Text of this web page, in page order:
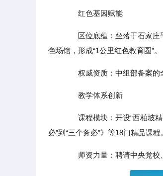
红色基因赋能‌
区位底蕴‌：坐落于石家庄平
色场馆，形成“1公里红色教育圈”‌。
权威资质‌：中组部备案的全
教学体系创新‌
课程模块‌：开设“西柏坡精
必”到“三个务必”》等18门精品课程‌
师资力量‌：聘请中央党校、